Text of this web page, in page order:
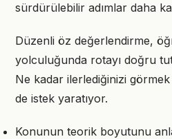
sürdürülebilir adımlar daha
Düzenli öz değerlendirme,
yolculuğunda rotayı doğru
Ne kadar ilerlediğinizi
de istek yaratıyor.
Konunun teorik boyutunu